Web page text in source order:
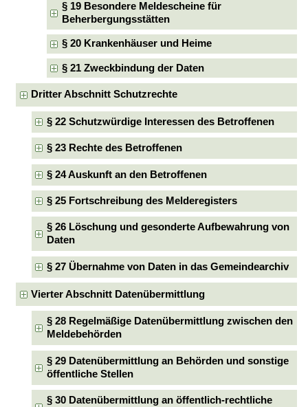
§ 19 Besondere Meldescheine für
Beherbergungsstätten
§ 20 Krankenhäuser und Heime
§ 21 Zweckbindung der Daten
Dritter Abschnitt Schutzrechte
§ 22 Schutzwürdige Interessen des Betroffenen
§ 23 Rechte des Betroffenen
§ 24 Auskunft an den Betroffenen
§ 25 Fortschreibung des Melderegisters
§ 26 Löschung und gesonderte Aufbewahrung von
Daten
§ 27 Übernahme von Daten in das Gemeindearchiv
Vierter Abschnitt Datenübermittlung
§ 28 Regelmäßige Datenübermittlung zwischen den
Meldebehörden
§ 29 Datenübermittlung an Behörden und sonstige
öffentliche Stellen
§ 30 Datenübermittlung an öffentlich-rechtliche